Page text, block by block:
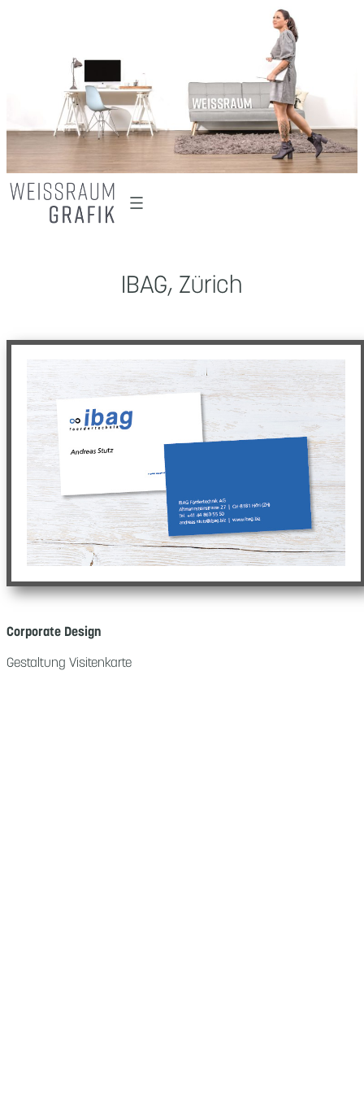
Zum
Inhalt
springen
IBAG, Zürich
Corporate Design
Gestaltung Visitenkarte